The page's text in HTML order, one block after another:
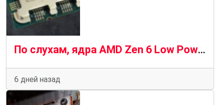
По слухам, ядра AMD Zen 6 Low Power представляют собой «шведский стол» из множества предыдущих архитектур
6 дней назад